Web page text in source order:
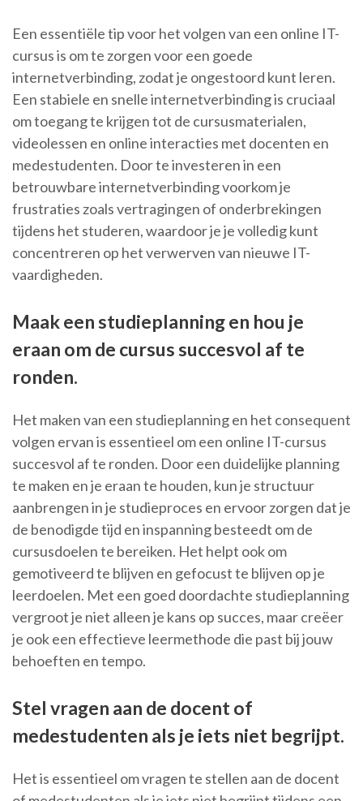
Een essentiële tip voor het volgen van een online IT-
cursus is om te zorgen voor een goede
internetverbinding, zodat je ongestoord kunt leren.
Een stabiele en snelle internetverbinding is cruciaal
om toegang te krijgen tot de cursusmaterialen,
videolessen en online interacties met docenten en
medestudenten. Door te investeren in een
betrouwbare internetverbinding voorkom je
frustraties zoals vertragingen of onderbrekingen
tijdens het studeren, waardoor je je volledig kunt
concentreren op het verwerven van nieuwe IT-
vaardigheden.
Maak een studieplanning en hou je
eraan om de cursus succesvol af te
ronden.
Het maken van een studieplanning en het consequent
volgen ervan is essentieel om een online IT-cursus
succesvol af te ronden. Door een duidelijke planning
te maken en je eraan te houden, kun je structuur
aanbrengen in je studieproces en ervoor zorgen dat je
de benodigde tijd en inspanning besteedt om de
cursusdoelen te bereiken. Het helpt ook om
gemotiveerd te blijven en gefocust te blijven op je
leerdoelen. Met een goed doordachte studieplanning
vergroot je niet alleen je kans op succes, maar creëer
je ook een effectieve leermethode die past bij jouw
behoeften en tempo.
Stel vragen aan de docent of
medestudenten als je iets niet begrijpt.
Het is essentieel om vragen te stellen aan de docent